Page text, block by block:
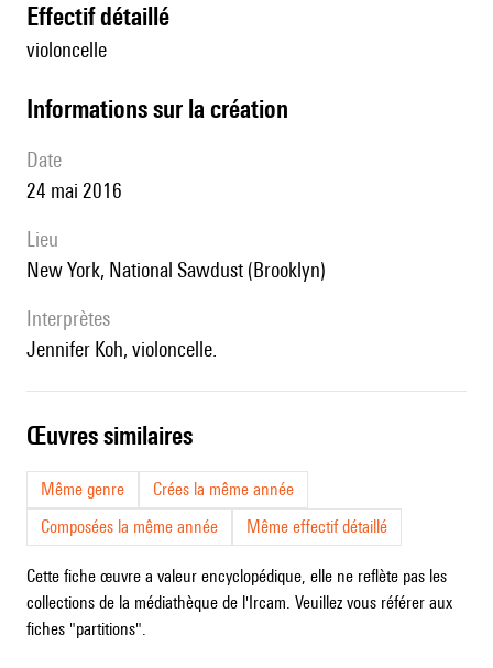
effectif détaillé
violoncelle
informations sur la création
date
24 mai 2016
lieu
New York, National Sawdust (Brooklyn)
interprètes
Jennifer Koh, violoncelle.
œuvres similaires
Même genre
Crées la même année
Composées la même année
Même effectif détaillé
Cette fiche œuvre a valeur encyclopédique, elle ne reflète pas les
collections de la médiathèque de l'Ircam. Veuillez vous référer aux
fiches "partitions".